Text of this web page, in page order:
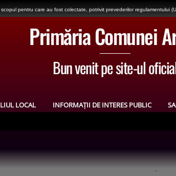
pentru care au fost colectate, potrivit prevederilor regulamentului
Primăria Comunei
Bun venit pe site-ul
LOCAL INFORMAȚII DE INTERES PUBLIC